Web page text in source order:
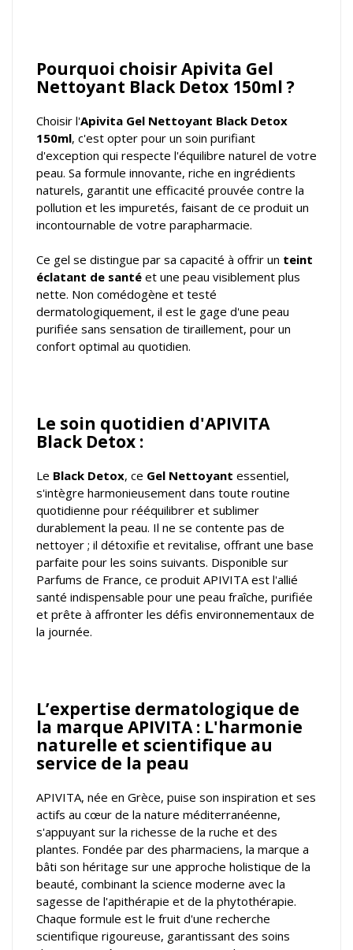
Pourquoi choisir Apivita Gel
Nettoyant Black Detox 150ml ?
Choisir l'Apivita Gel Nettoyant Black Detox
150ml, c'est opter pour un soin purifiant
d'exception qui respecte l'équilibre naturel de votre
peau. Sa formule innovante, riche en ingrédients
naturels, garantit une efficacité prouvée contre la
pollution et les impuretés, faisant de ce produit un
incontournable de votre parapharmacie.
Ce gel se distingue par sa capacité à offrir un teint
éclatant de santé et une peau visiblement plus
nette. Non comédogène et testé
dermatologiquement, il est le gage d'une peau
purifiée sans sensation de tiraillement, pour un
confort optimal au quotidien.
Le soin quotidien d'APIVITA
Black Detox :
Le Black Detox, ce Gel Nettoyant essentiel,
s'intègre harmonieusement dans toute routine
quotidienne pour rééquilibrer et sublimer
durablement la peau. Il ne se contente pas de
nettoyer ; il détoxifie et revitalise, offrant une base
parfaite pour les soins suivants. Disponible sur
Parfums de France, ce produit APIVITA est l'allié
santé indispensable pour une peau fraîche, purifiée
et prête à affronter les défis environnementaux de
la journée.
L’expertise dermatologique de
la marque APIVITA : L'harmonie
naturelle et scientifique au
service de la peau
APIVITA, née en Grèce, puise son inspiration et ses
actifs au cœur de la nature méditerranéenne,
s'appuyant sur la richesse de la ruche et des
plantes. Fondée par des pharmaciens, la marque a
bâti son héritage sur une approche holistique de la
beauté, combinant la science moderne avec la
sagesse de l'apithérapie et de la phytothérapie.
Chaque formule est le fruit d'une recherche
scientifique rigoureuse, garantissant des soins